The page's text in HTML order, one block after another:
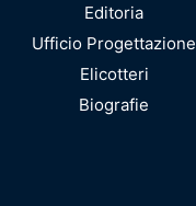
Editoria
Ufficio Progettazione
Elicotteri
Biografie